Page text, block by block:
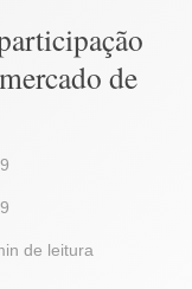
de
de leitura